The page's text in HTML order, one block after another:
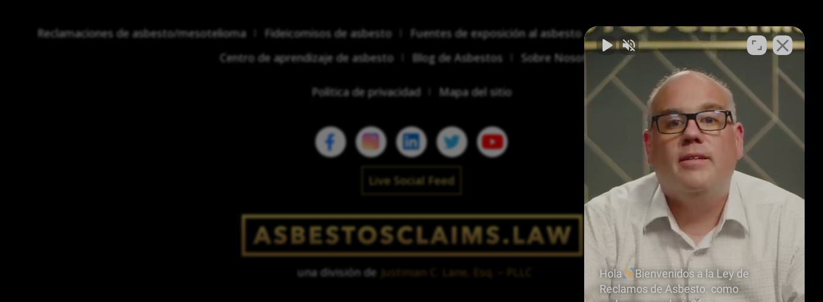
Reclamaciones de asbesto/mesotelioma Fideicomisos de asbesto Fuentes de exposición al asbesto
Síntomas y tratamiento del asbesto
Centro de aprendizaje de asbesto
Blog de Asbestos Sobre Nosotros
Política de privacidad Mapa del sitio
Live Social Feed
una división de Justinian C. Lane, Esq. – PLLC Hola
Bienvenidos a la Ley de
Reclamos de Asbesto. como